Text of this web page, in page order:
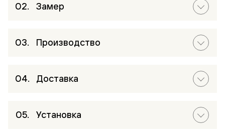
Замер
Производство
Доставка
Установка